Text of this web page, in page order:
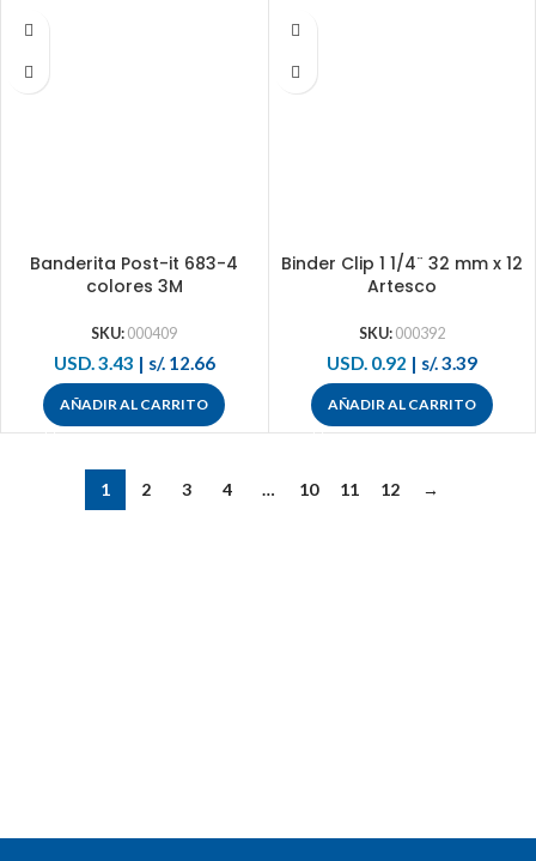
Banderita Post-it 683-4
colores 3M
SKU: 000409
USD. 3.43 | s/. 12.66
AÑADIR AL CARRITO
Binder Clip 1 1/4¨ 32 mm x 12
Artesco
SKU: 000392
USD. 0.92 | s/. 3.39
AÑADIR AL CARRITO
1 2 3 4 … 10 11 12 →